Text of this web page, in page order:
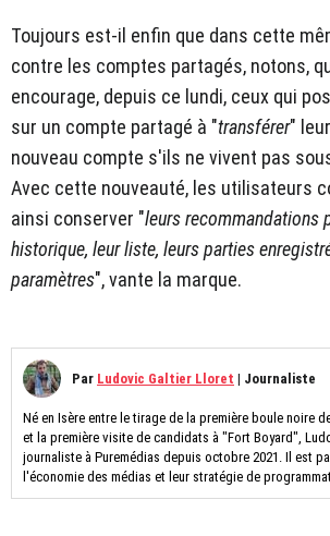
Toujours est-il enfin que dans cette
contre les comptes partagés, notons,
encourage, depuis ce lundi, ceux qui
sur un compte partagé à "transférer"
nouveau compte s'ils ne vivent pas
Avec cette nouveauté, les utilisateurs
ainsi conserver "leurs recommandations
historique, leur liste, leurs parties
paramètres", vante la marque.
Par Ludovic Galtier Lloret | Journaliste
Né en Isère entre le tirage de la première boule noire
et la première visite de candidats à "Fort Boyard",
journaliste à Puremédias depuis octobre 2021. Il est
l'économie des médias et leur stratégie de